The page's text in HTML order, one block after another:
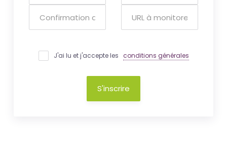
J'ai lu et j'accepte les conditions générales
S'inscrire